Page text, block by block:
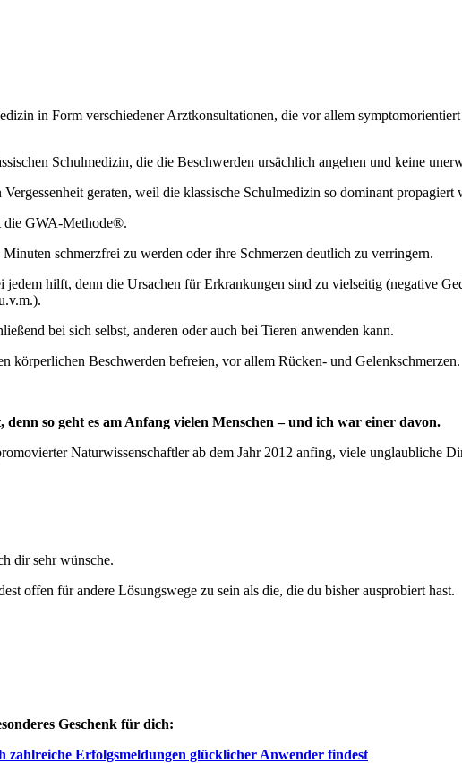
in Form verschiedener Arztkonsultationen, die vor allem
Schulmedizin, die die Beschwerden ursächlich angehen und keine
geraten, weil die klassische Schulmedizin so dominant propagiert
die GWA-Methode®.
schmerzfrei zu werden oder ihre Schmerzen deutlich zu verringern.
hilft, denn die Ursachen für Erkrankungen sind zu vielseitig (negative
bei sich selbst, anderen oder auch bei Tieren anwenden kann.
körperlichen Beschwerden befreien, vor allem Rücken- und Gelenkschmerzen.
so geht es am Anfang vielen Menschen – und ich war einer davon.
Naturwissenschaftler ab dem Jahr 2012 anfing, viele unglaubliche
dir sehr wünsche.
offen für andere Lösungswege zu sein als die, die du bisher ausprobiert hast.
Geschenk für dich:
Erfolgsmeldungen glücklicher Anwender findest